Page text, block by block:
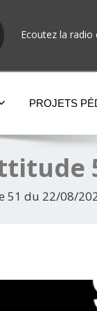
Ecoutez la radio
PROJETS
51 du 22/08/